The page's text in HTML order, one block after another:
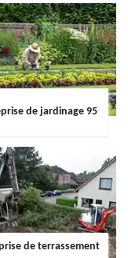
de jardinage 95
de terrassement